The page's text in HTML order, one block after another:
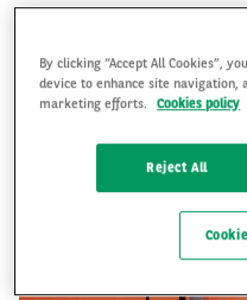
By clicking “Accept All Cookies”,
device to enhance site navigation,
marketing efforts. Cookies policy
Reject All